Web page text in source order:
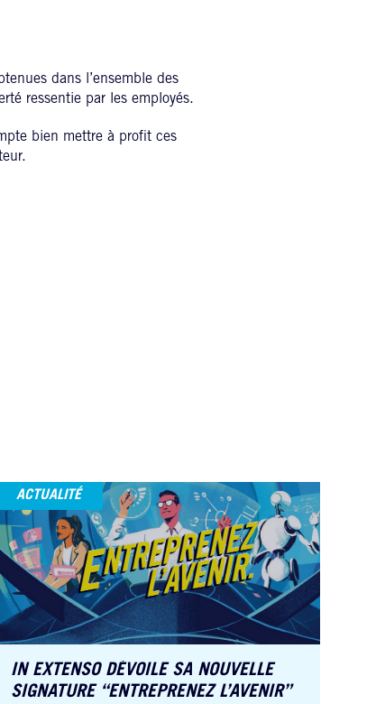
dans l’ensemble des
ressentie par les employés.
bien mettre à profit ces
ACTUALITÉ
IN EXTENSO DÉVOILE SA NOUVELLE
SIGNATURE “ENTREPRENEZ L’AVENIR”